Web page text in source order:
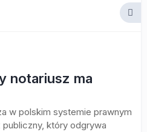
notariusz ma
w polskim systemie prawnym
który odgrywa